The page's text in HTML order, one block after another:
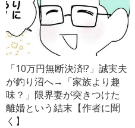
「10万円無断決済!?」誠実夫
が釣り沼へ→「家族より趣
味？」限界妻が突きつけた
離婚という結末【作者に聞
く】